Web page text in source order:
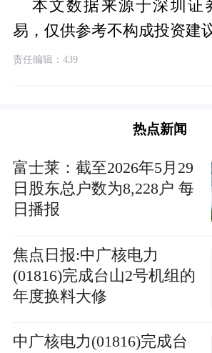
本文数据来源于深圳证
易，仅供参考不构成投资建
责任编辑：439
热点新闻
富士莱：截至2026年5月29
日股东总户数为8,228户 每
日播报
焦点日报:中广核电力
(01816)完成台山2号机组的
年度换料大修
中广核电力(01816)完成台